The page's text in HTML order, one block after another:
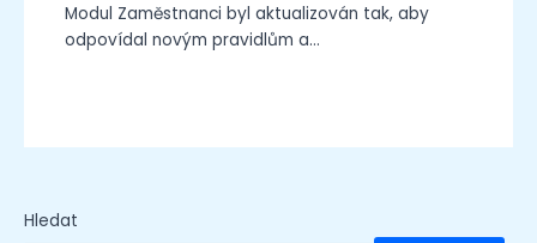
Modul Zaměstnanci byl aktualizován tak, aby
odpovídal novým pravidlům a…
Hledat